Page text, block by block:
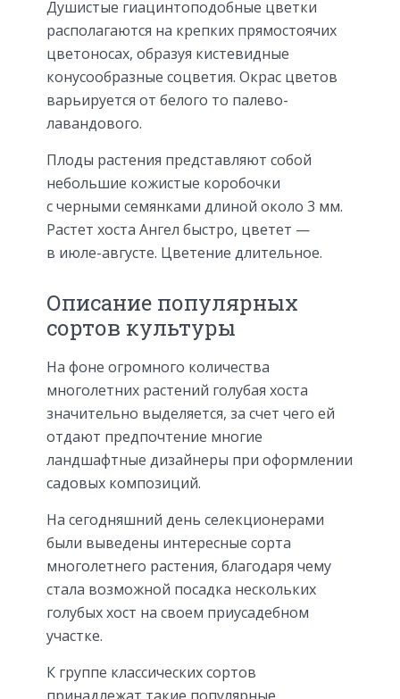
Душистые гиацинтоподобные цветки
располагаются на крепких прямостоячих
цветоносах, образуя кистевидные
конусообразные соцветия. Окрас цветов
варьируется от белого то палево-
лавандового.
Плоды растения представляют собой
небольшие кожистые коробочки
с черными семянками длиной около 3 мм.
Растет хоста Ангел быстро, цветет —
в июле-августе. Цветение длительное.
Описание популярных
сортов культуры
На фоне огромного количества
многолетних растений голубая хоста
значительно выделяется, за счет чего ей
отдают предпочтение многие
ландшафтные дизайнеры при оформлении
садовых композиций.
На сегодняшний день селекционерами
были выведены интересные сорта
многолетнего растения, благодаря чему
стала возможной посадка нескольких
голубых хост на своем приусадебном
участке.
К группе классических сортов